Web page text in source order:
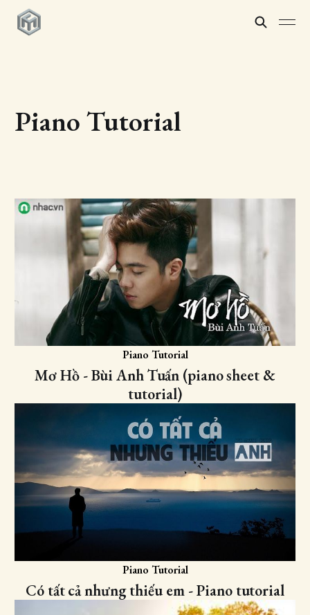
Piano Tutorial
Piano Tutorial
Mơ Hồ - Bùi Anh Tuấn (piano sheet &
tutorial)
Piano Tutorial
Có tất cả nhưng thiếu em - Piano tutorial